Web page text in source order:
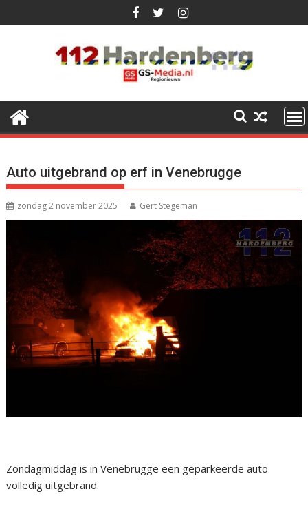
naar
Auto uitgebrand op erf in Venebrugge
zondag 2 november 2025 Gert Stegeman
Zondagmiddag is in Venebrugge een geparkeerde auto
volledig uitgebrand.